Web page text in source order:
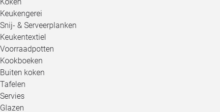
Keukengerei
Snij- & Serveerplanken
Keukentextiel
Voorraadpotten
Kookboeken
Buiten koken
Tafelen
Servies
Glazen